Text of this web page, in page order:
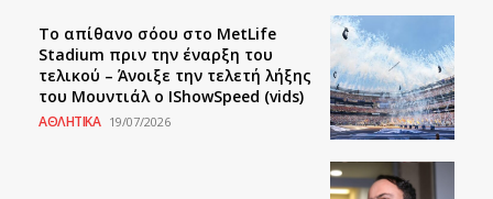
Το απίθανο σόου στο MetLife
Stadium πριν την έναρξη του
τελικού – Άνοιξε την τελετή λήξης
του Μουντιάλ ο IShowSpeed (vids)
ΑΘΛΗΤΙΚΑ 19/07/2026